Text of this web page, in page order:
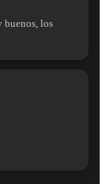
buenos, los